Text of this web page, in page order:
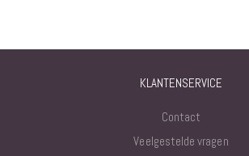
KLANTENSERVICE
Contact
Veelgestelde vragen